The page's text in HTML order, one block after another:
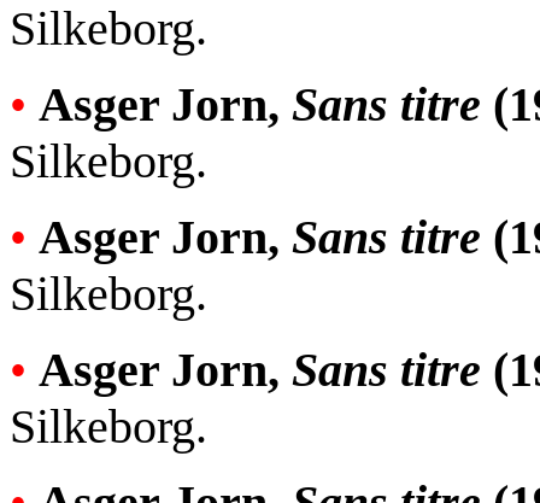
Silkeborg.
• Asger Jorn, Sans titre
Silkeborg.
• Asger Jorn, Sans titre
Silkeborg.
• Asger Jorn, Sans titre
Silkeborg.